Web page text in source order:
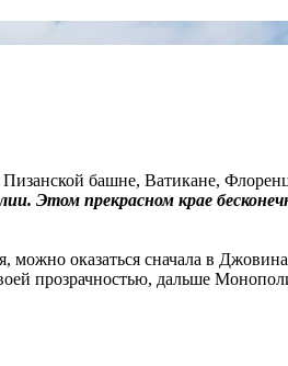
башне, Ватикане,
Этом прекрасном крае
можно оказаться сначала в
прозрачностью, дальше